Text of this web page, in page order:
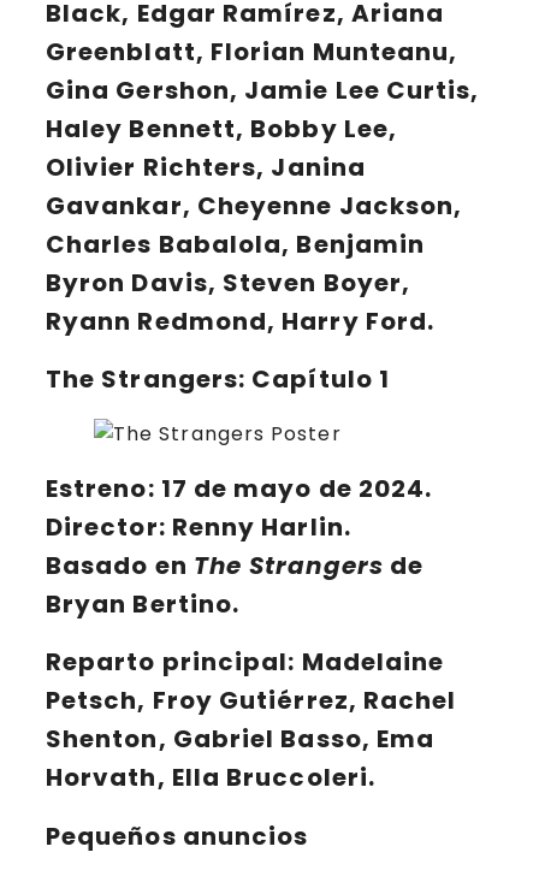
Black, Edgar Ramírez, Ariana
Greenblatt, Florian Munteanu,
Gina Gershon, Jamie Lee Curtis,
Haley Bennett, Bobby Lee,
Olivier Richters, Janina
Gavankar, Cheyenne Jackson,
Charles Babalola, Benjamin
Byron Davis, Steven Boyer,
Ryann Redmond, Harry Ford.
The Strangers: Capítulo 1
Estreno: 17 de mayo de 2024.
Director: Renny Harlin.
Basado en The Strangers de
Bryan Bertino.
Reparto principal: Madelaine
Petsch, Froy Gutiérrez, Rachel
Shenton, Gabriel Basso, Ema
Horvath, Ella Bruccoleri.
Pequeños anuncios